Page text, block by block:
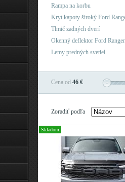
Rampa na korbu
Kryt kapoty široký Ford
Tlmič zadných dverí
Okenný deflektor Ford
Lemy predných svetiel
Cena od 46 €
Zoradiť podľa
Skladom